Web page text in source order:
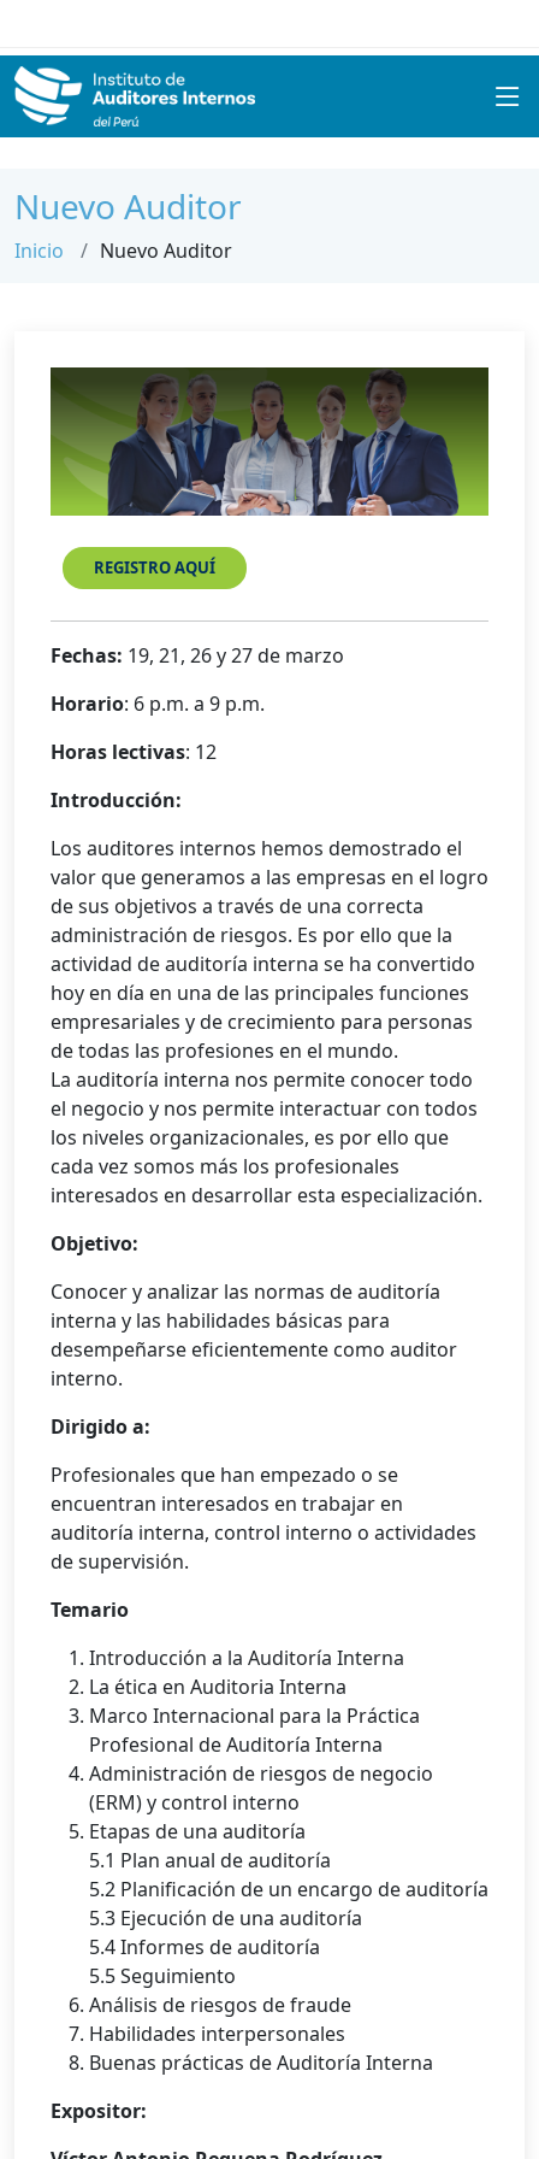
Nuevo Auditor
Inicio Nuevo Auditor
REGISTRO AQUÍ
Fechas: 19, 21, 26 y 27 de marzo
Horario: 6 p.m. a 9 p.m.
Horas lectivas: 12
Introducción:
Los auditores internos hemos demostrado el
valor que generamos a las empresas en el logro
de sus objetivos a través de una correcta
administración de riesgos. Es por ello que la
actividad de auditoría interna se ha convertido
hoy en día en una de las principales funciones
empresariales y de crecimiento para personas
de todas las profesiones en el mundo.
La auditoría interna nos permite conocer todo
el negocio y nos permite interactuar con todos
los niveles organizacionales, es por ello que
cada vez somos más los profesionales
interesados en desarrollar esta especialización.
Objetivo:
Conocer y analizar las normas de auditoría
interna y las habilidades básicas para
desempeñarse eficientemente como auditor
interno.
Dirigido a:
Profesionales que han empezado o se
encuentran interesados en trabajar en
auditoría interna, control interno o actividades
de supervisión.
Temario
Introducción a la Auditoría Interna
La ética en Auditoria Interna
Marco Internacional para la Práctica
Profesional de Auditoría Interna
Administración de riesgos de negocio
(ERM) y control interno
Etapas de una auditoría
5.1 Plan anual de auditoría
5.2 Planificación de un encargo de auditoría
5.3 Ejecución de una auditoría
5.4 Informes de auditoría
5.5 Seguimiento
Análisis de riesgos de fraude
Habilidades interpersonales
Buenas prácticas de Auditoría Interna
Expositor: